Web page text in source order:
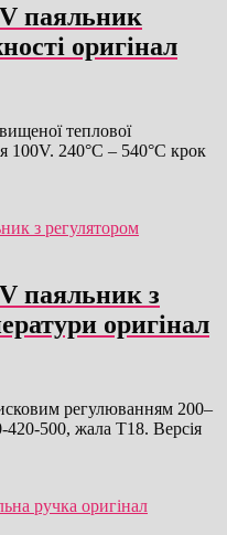
паяльник
оригінал
теплової
100V. 240°C – 540°C крок
паяльник з
оригінал
регулюванням 200–
420-500, жала T18. Версія